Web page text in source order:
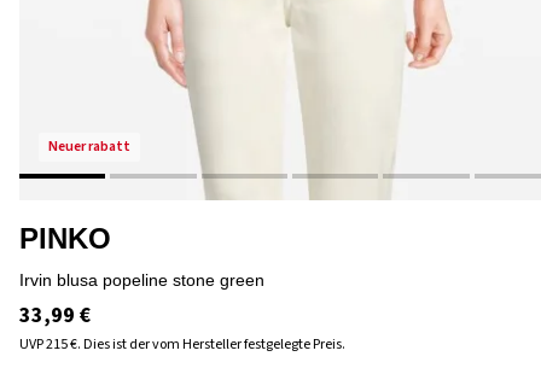
neuer rabatt
PINKO
irvin blusa popeline stone green
33,99 €
UVP215 €.Dies ist der vom Hersteller festgelegte Preis.